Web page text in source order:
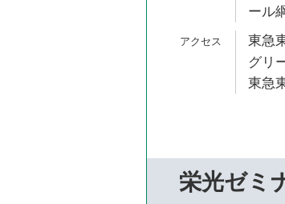
ール
東急
グリ
東急
栄光ゼミ